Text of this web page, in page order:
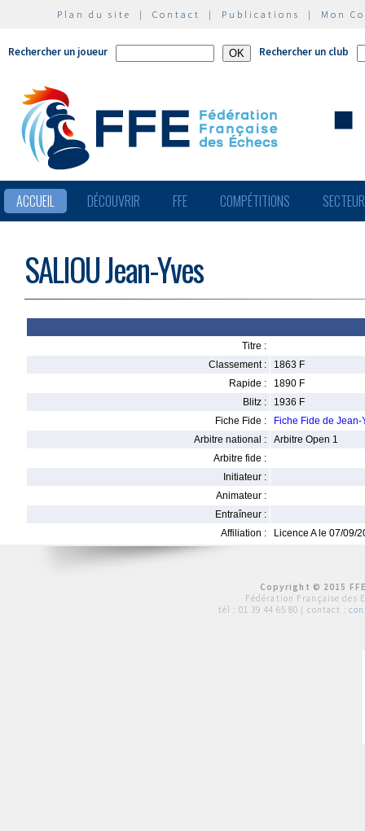
Plan du site | Contact | Publications | Mon
Rechercher un joueur Rechercher un club
ACCUEIL DÉCOUVRIR FFE COMPÉTITIONS
SALIOU Jean-Yves
Titre :
Classement :
1863 F
Rapide :
1890 F
Blitz :
1936 F
Fiche Fide :
Fiche Fide de Jean-
Arbitre national :
Arbitre Open 1
Arbitre fide :
Initiateur :
Animateur :
Entraîneur :
Affiliation :
Licence A le 07/09/
Copyright © 2015
Fédération Française des
tél : 01 39 44 65 80 | contact :